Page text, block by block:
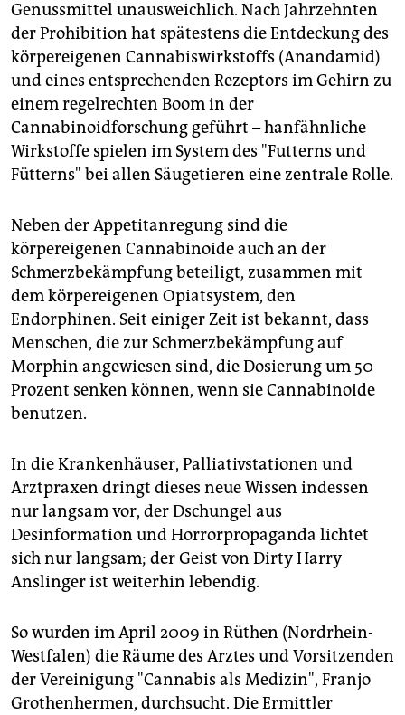
Genussmittel unausweichlich. Nach Jahrzehnten
der Prohibition hat spätestens die Entdeckung des
körpereigenen Cannabiswirkstoffs (Anandamid)
und eines entsprechenden Rezeptors im Gehirn zu
einem regelrechten Boom in der
Cannabinoidforschung geführt – hanfähnliche
Wirkstoffe spielen im System des "Futterns und
Fütterns" bei allen Säugetieren eine zentrale Rolle.
Neben der Appetitanregung sind die
körpereigenen Cannabinoide auch an der
Schmerzbekämpfung beteiligt, zusammen mit
dem körpereigenen Opiatsystem, den
Endorphinen. Seit einiger Zeit ist bekannt, dass
Menschen, die zur Schmerzbekämpfung auf
Morphin angewiesen sind, die Dosierung um 50
Prozent senken können, wenn sie Cannabinoide
benutzen.
In die Krankenhäuser, Palliativstationen und
Arztpraxen dringt dieses neue Wissen indessen
nur langsam vor, der Dschungel aus
Desinformation und Horrorpropaganda lichtet
sich nur langsam; der Geist von Dirty Harry
Anslinger ist weiterhin lebendig.
So wurden im April 2009 in Rüthen (Nordrhein-
Westfalen) die Räume des Arztes und Vorsitzenden
der Vereinigung "Cannabis als Medizin", Franjo
Grothenhermen, durchsucht. Die Ermittler